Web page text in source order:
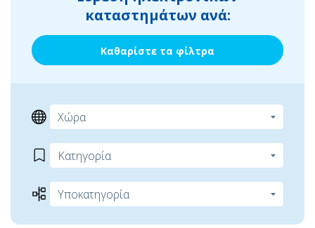
καταστημάτων ανά:
Καθαρίστε τα φίλτρα